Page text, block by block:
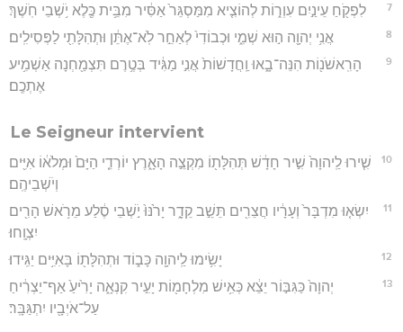
7 לִפְקֹ֖חַ עֵינַ֣יִם עִוְר֑וֹת לְהוֹצִ֤יא מִמַּסְגֵּר֙ אַסִּ֔יר מִבֵּ֥ית כֶּ֖לֶא יֹ֥שְׁבֵי חֹֽשֶׁךְ׃
8 אֲנִ֥י יְהוָ֖ה ה֣וּא שְׁמִ֑י וּכְבוֹדִי֙ לְאַחֵ֣ר לֹֽא־אֶתֵּ֔ן וּתְהִלָּתִ֖י לַפְּסִילִֽים׃
9
הָרִֽאשֹׁנ֖וֹת הִנֵּה־בָ֑אוּ וַֽחֲדָשׁוֹת֙ אֲנִ֣י מַגִּ֔יד בְּטֶ֥רֶם תִּצְמַ֖חְנָה אַשְׁמִ֥יע
אֶתְכֶֽם׃
Le Seigneur intervient
10
שִׁ֤ירוּ לַֽיהוָה֙ שִׁ֣יר חָדָ֔שׁ תְּהִלָּת֖וֹ מִקְצֵ֣ה הָאָ֑רֶץ יוֹרְדֵ֤י הַיָּם֙ וּמְלֹא֔וֹ אִיִּ֖ים
וְיֹשְׁבֵיהֶֽם׃
11
יִשְׂא֤וּ מִדְבָּר֙ וְעָרָ֔יו חֲצֵרִ֖ים תֵּשֵׁ֣ב קֵדָ֑ר יָרֹ֙נּוּ֙ יֹ֣שְׁבֵי סֶ֔לַע מֵרֹ֥אשׁ הָרִ֖ים
יִצְוָֽחוּ׃
12 יָשִׂ֥ימוּ לַֽיהוָ֖ה כָּב֑וֹד וּתְהִלָּת֖וֹ בָּאִיִּ֥ים יַגִּֽידוּ׃
13
יְהוָה֙ כַּגִּבּ֣וֹר יֵצֵ֔א כְּאִ֥ישׁ מִלְחָמ֖וֹת יָעִ֣יר קִנְאָ֑ה יָרִ֙יעַ֙ אַף־יַצְרִ֔יחַ
עַל־אֹיְבָ֖יו יִתְגַּבָּֽר׃